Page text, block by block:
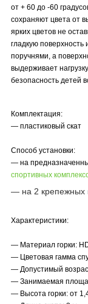
от + 60 до -60
сохраняют цвета от
ярких цветов не
гладкую
поручнями, а
выдерживает
безопасность детей
Комплектация:
— пластиковый скат
Способ установки:
— на
спортивных
— на 2 крепежных
Характеристики:
— Материал горки:
— Цветовая гамма
— Допустимый
— Занимаемая
— Высота горки: от